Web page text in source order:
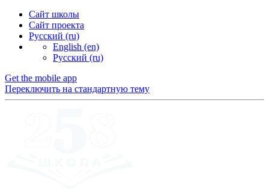
Сайт школы
Сайт проекта
Русский ‎(ru)‎
English ‎(en)‎
Русский ‎(ru)‎
Get the mobile app
Переключить на стандартную тему